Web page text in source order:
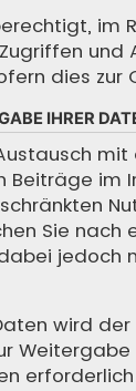
im
dies
IHRER
Beiträge im
Sie
wird